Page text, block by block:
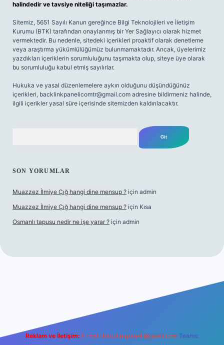
halindedir ve tavsiye niteliği taşımazlar.
Sitemiz, 5651 Sayılı Kanun gereğince Bilgi Teknolojileri ve İletişim
Kurumu (BTK) tarafından onaylanmış bir Yer Sağlayıcı olarak hizmet
vermektedir. Bu nedenle, sitedeki içerikleri proaktif olarak denetleme
veya araştırma yükümlülüğümüz bulunmamaktadır. Ancak, üyelerimiz
yazdıkları içeriklerin sorumluluğunu taşımakta olup, siteye üye olarak
bu sorumluluğu kabul etmiş sayılırlar.
Hukuka ve yasal düzenlemelere aykırı olduğunu düşündüğünüz
içerikleri, backlinkpanelicomtr@gmail.com adresine bildirmeniz halinde,
ilgili içerikler yasal süre içerisinde sitemizden kaldırılacaktır.
SON YORUMLAR
Muazzez İlmiye Çığ hangi dine mensup ? için admin
Muazzez İlmiye Çığ hangi dine mensup ? için Kısa
Osmanlı tapusu nedir ne işe yarar ? için admin
Reklam ve İletişim: E-mail: backlinkpaneli@gmail.com Teams: